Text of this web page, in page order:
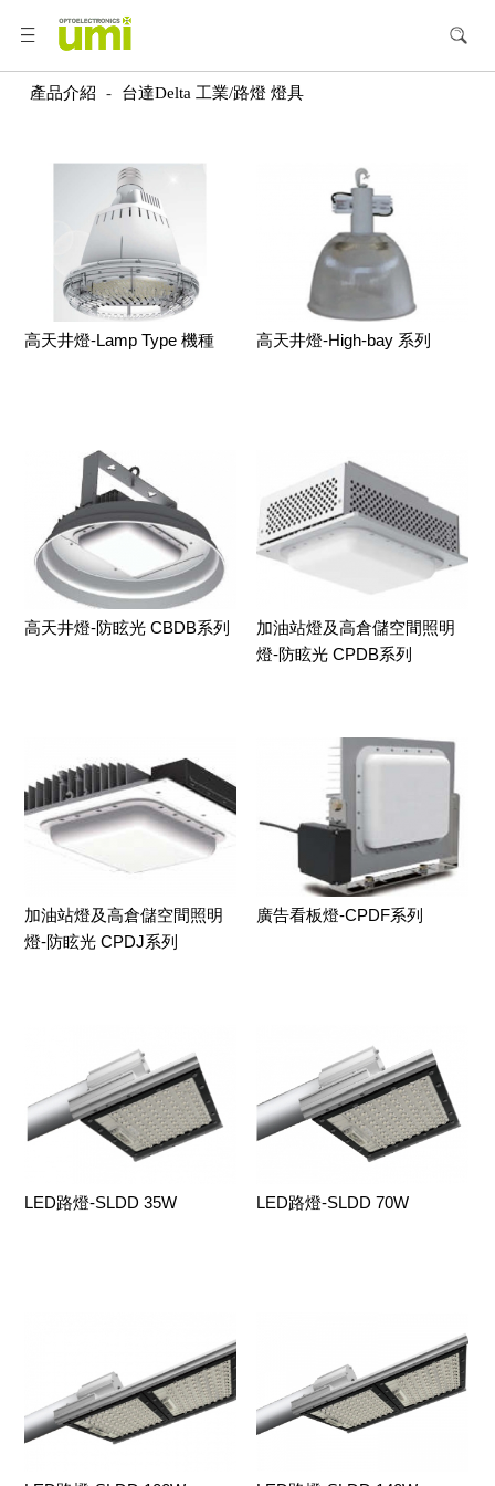
產品介紹 - 台達Delta 工業/路燈 燈具
高天井燈-Lamp Type 機種 高天井燈-High-bay 系列
高天井燈-防眩光 CBDB系列
加油站燈及高倉儲空間照明
燈-防眩光 CPDB系列
加油站燈及高倉儲空間照明
燈-防眩光 CPDJ系列
廣告看板燈-CPDF系列
LED路燈-SLDD 35W LED路燈-SLDD 70W